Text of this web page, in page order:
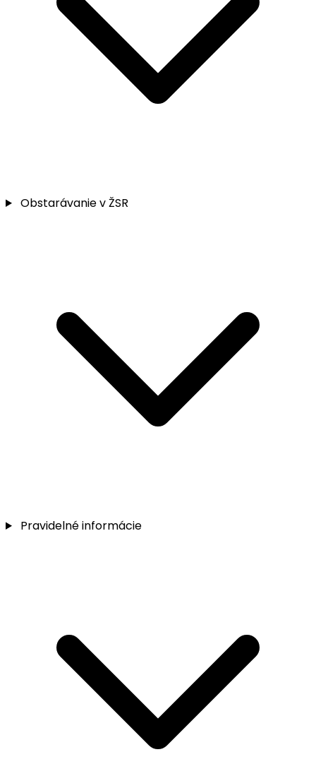
Obstarávanie v ŽSR
Pravidelné informácie